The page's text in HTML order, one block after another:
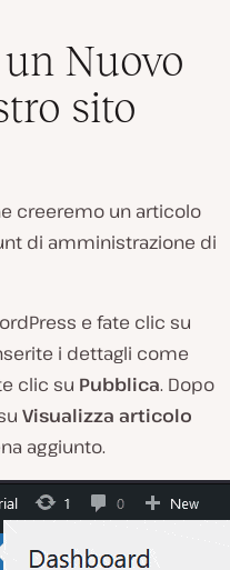
Nuovo
sito
creeremo un articolo
di amministrazione di
e fate clic su
i dettagli come
clic su Pubblica. Dopo
Visualizza articolo
aggiunto.